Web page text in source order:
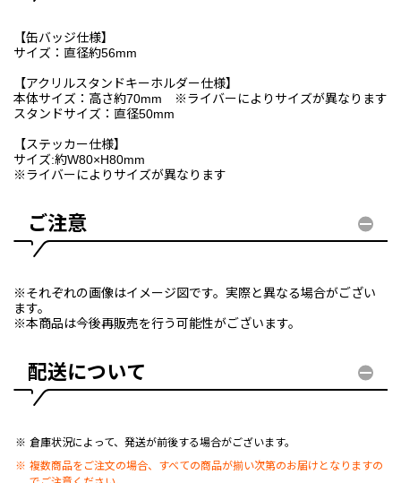
【缶バッジ仕様】
サイズ：直径約56mm
【アクリルスタンドキーホルダー仕様】
本体サイズ：高さ約70mm ※ライバーによりサイズが異なります
スタンドサイズ：直径50mm
【ステッカー仕様】
サイズ:約W80×H80mm
※ライバーによりサイズが異なります
ご注意
※それぞれの画像はイメージ図です。実際と異なる場合がござい
ます。
※本商品は今後再販売を行う可能性がございます。
配送について
倉庫状況によって、発送が前後する場合がございます。
複数商品をご注文の場合、すべての商品が揃い次第のお届けとなりますの